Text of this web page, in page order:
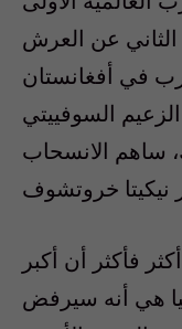
الثاني عن العرش
في أفغانستان
السوفييتي
ساهم الانسحاب
فأكثر أن أكبر
هي أنه سيرفض